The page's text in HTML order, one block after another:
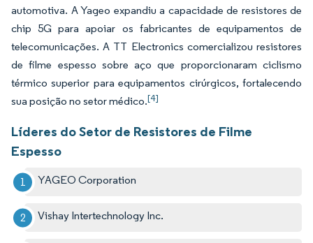
automotiva. A Yageo expandiu a capacidade de resistores de
chip 5G para apoiar os fabricantes de equipamentos de
telecomunicações. A TT Electronics comercializou resistores
de filme espesso sobre aço que proporcionaram ciclismo
térmico superior para equipamentos cirúrgicos, fortalecendo
sua posição no setor médico.[4]
Líderes do Setor de Resistores de Filme
Espesso
YAGEO Corporation
Vishay Intertechnology Inc.